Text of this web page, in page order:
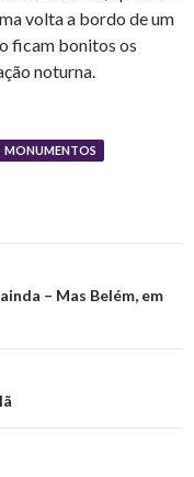
volta a bordo de um
ficam bonitos os
noturna.
MONUMENTOS
– Mas Belém, em